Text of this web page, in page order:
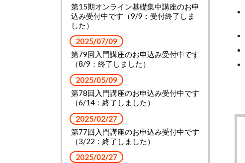
第15期オンライン基礎集中講座のお申
込み受付中です（9/9：受付終了しま
した）
2025/07/09
第79回入門講座のお申込み受付中です
（8/9：終了しました）
2025/05/09
第78回入門講座のお申込み受付中です
（6/14：終了しました）
2025/02/27
第77回入門講座のお申込み受付中です
（3/22：終了しました）
2025/02/27